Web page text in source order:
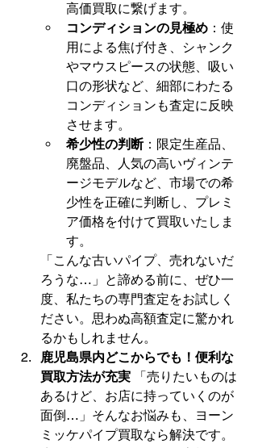
高価買取に繋げます。
コンディションの見極め ：使
用による焦げ付き、シャンク
やマウスピースの状態、吸い
口の形状など、細部にわたる
コンディションも査定に反映
させます。
希少性の判断：限定生産品、
廃盤品、人気の高いヴィンテ
ージモデルなど、市場での希
少性を正確に判断し、プレミ
ア価格を付けて買取いたしま
す。
「こんな古いパイプ、売れないだ
ろうな…」と諦める前に、ぜひ一
度、私たちの専門査定をお試しく
ださい。思わぬ高額査定に驚かれ
るかもしれません。
鹿児島県内どこからでも！便利な
買取方法が充実 「売りたいものは
あるけど、お店に持っていくのが
面倒…」そんなお悩みも、ヨーン
ミッケパイプ買取なら解決です。